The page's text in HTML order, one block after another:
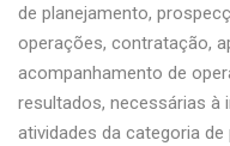
de planejamento,
operações, contratação,
acompanhamento de
resultados, necessárias à
atividades da categoria